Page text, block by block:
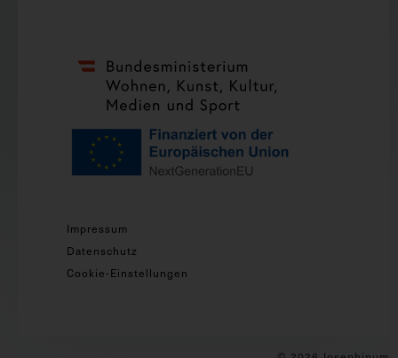
Impressum
Datenschutz
Cookie-Einstellungen